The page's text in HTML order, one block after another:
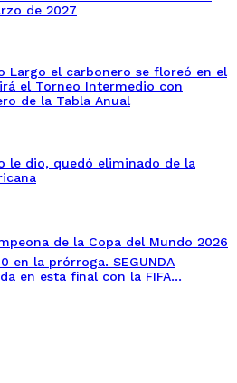
de 2027
Largo el carbonero se floreó en el
el Torneo Intermedio con
de la Tabla Anual
le dio, quedó eliminado de la
de la Copa del Mundo 2026
en la prórroga. SEGUNDA
en esta final con la FIFA…